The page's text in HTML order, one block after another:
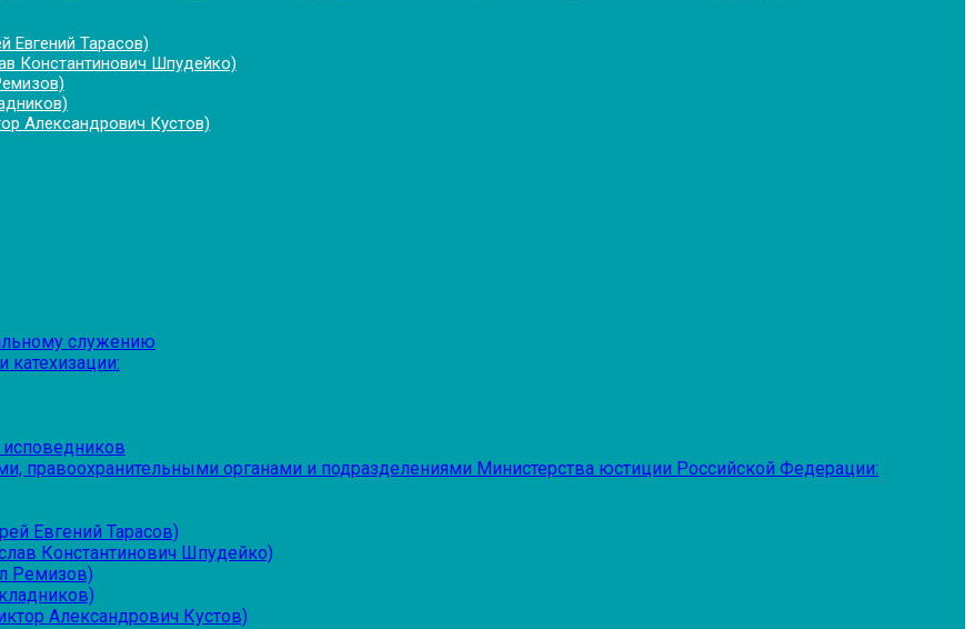
Евгений Тарасов)
Константинович Шпудейко)
Александрович Кустов)
служению
катехизации:
правоохранительными органами и подразделениями Министерства юстиции Российской Федерации:
Евгений Тарасов)
Константинович Шпудейко)
Ремизов)
Александрович Кустов)